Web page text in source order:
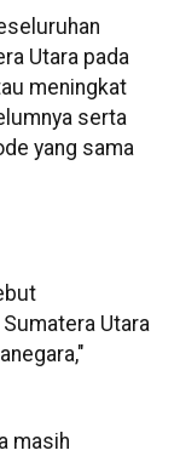
Utara pada
meningkat
serta
yang sama
Utara
masih